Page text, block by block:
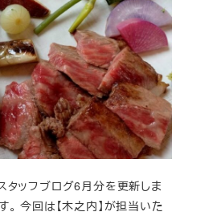
ッフブログ6月分を更新しま
今回は【木之内】が担当いた